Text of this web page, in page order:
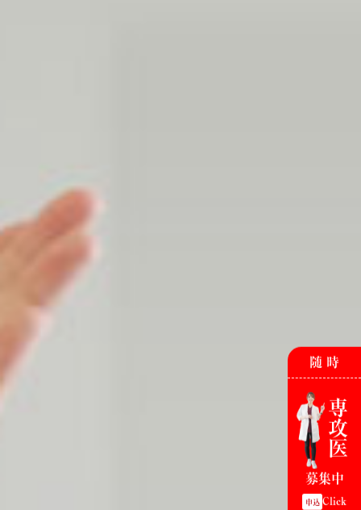
随 時
専攻医
募集中
申込 Click